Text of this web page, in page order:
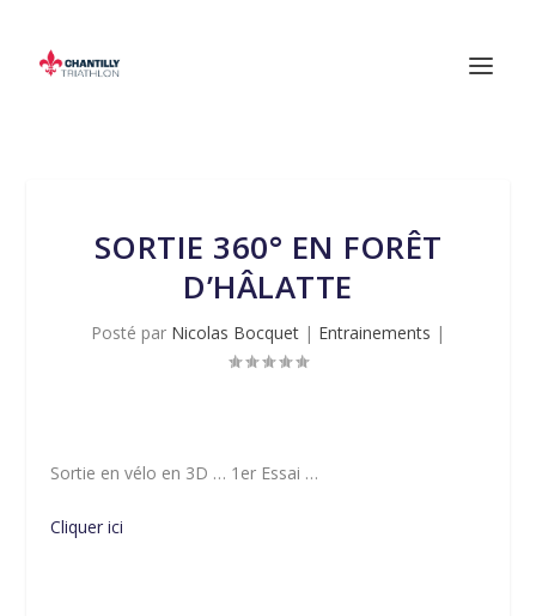
SORTIE 360° EN FORÊT
D’HÂLATTE
Posté par Nicolas Bocquet | Entrainements |
Sortie en vélo en 3D … 1er Essai …
Cliquer ici